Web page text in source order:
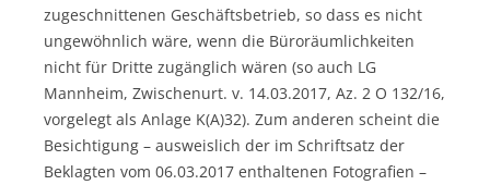
zugeschnittenen Geschäftsbetrieb, so dass es nicht
ungewöhnlich wäre, wenn die Büroräumlichkeiten
nicht für Dritte zugänglich wären (so auch LG
Mannheim, Zwischenurt. v. 14.03.2017, Az. 2 O 132/16,
vorgelegt als Anlage K(A)32). Zum anderen scheint die
Besichtigung – ausweislich der im Schriftsatz der
Beklagten vom 06.03.2017 enthaltenen Fotografien –